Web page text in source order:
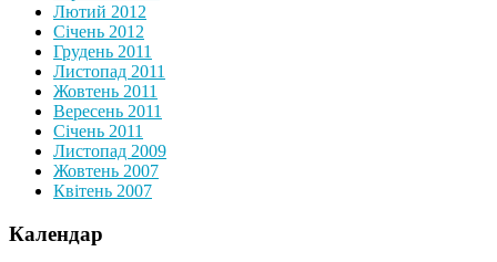
Лютий 2012
Січень 2012
Грудень 2011
Листопад 2011
Жовтень 2011
Вересень 2011
Січень 2011
Листопад 2009
Жовтень 2007
Квітень 2007
Календар